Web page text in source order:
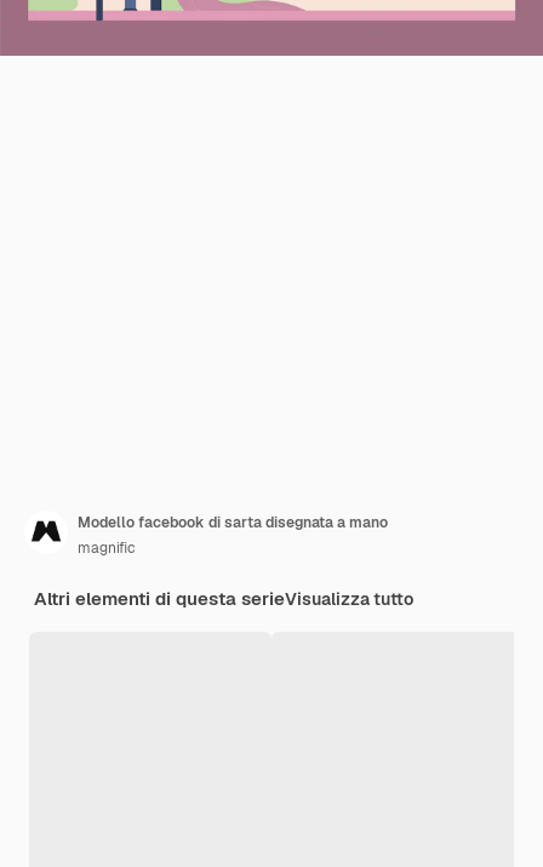
Modello facebook di sarta disegnata a mano
magnific
Altri elementi di questa serieVisualizza tutto